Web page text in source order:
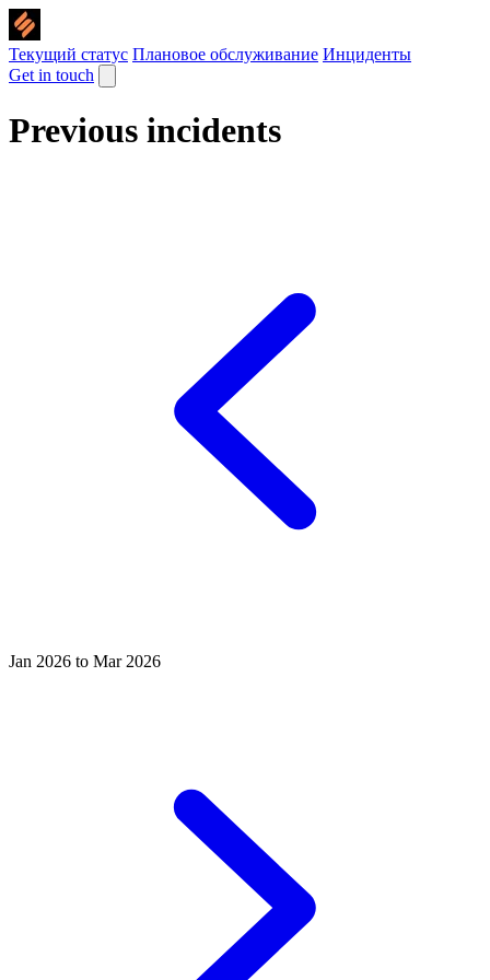
Текущий статус Плановое обслуживание Инциденты
Get in touch
Previous incidents
Jan 2026 to Mar 2026